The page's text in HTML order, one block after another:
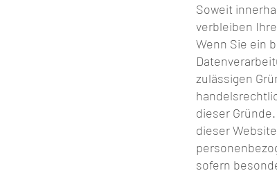
Soweit
verbleiben
Wenn Sie ein
zulässigen
dieser
dieser
sofern